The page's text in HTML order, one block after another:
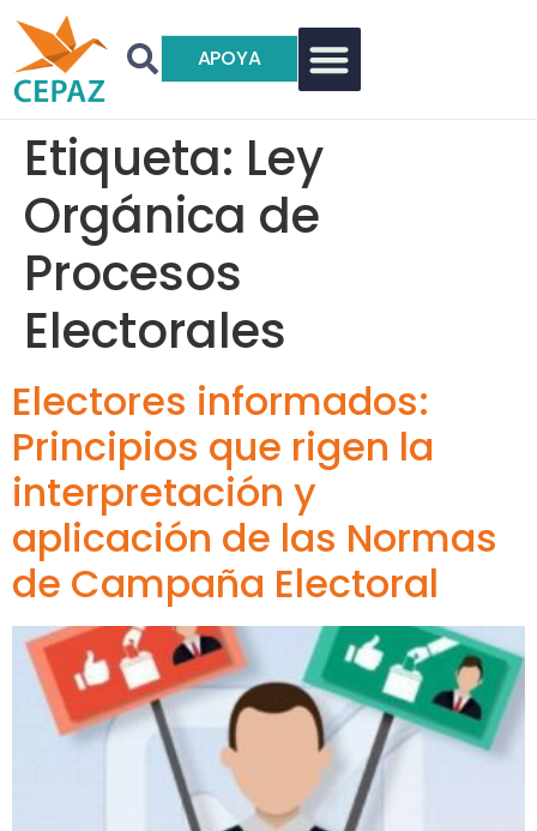
APOYA
Etiqueta: Ley
Orgánica de
Procesos
Electorales
Electores informados:
Principios que rigen la
interpretación y
aplicación de las Normas
de Campaña Electoral